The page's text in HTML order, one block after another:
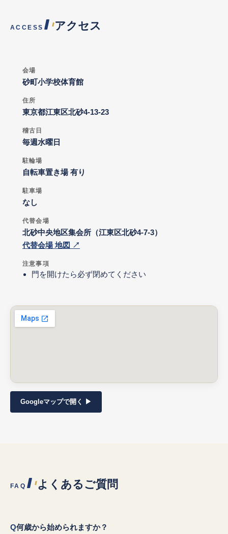
ACCESS アクセス
会場
砂町小学校体育館
住所
東京都江東区北砂4-13-23
稽古日
毎週水曜日
駐輪場
自転車置き場 有り
駐車場
なし
代替会場
北砂中央地区集会所（江東区北砂4-7-3）
代替会場 地図 ↗
注意事項
門を開けたら必ず閉めてください
Googleマップで開く ▶
FAQ よくあるご質問
何歳から始められますか？